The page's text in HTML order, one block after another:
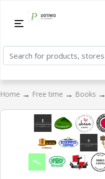
Home → Free time → Books →